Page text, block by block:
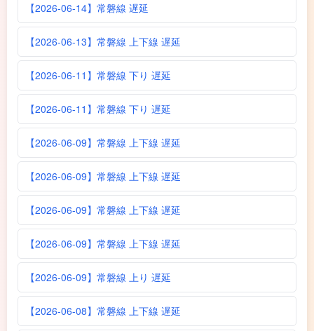
【2026-06-14】常磐線 遅延
【2026-06-13】常磐線 上下線 遅延
【2026-06-11】常磐線 下り 遅延
【2026-06-11】常磐線 下り 遅延
【2026-06-09】常磐線 上下線 遅延
【2026-06-09】常磐線 上下線 遅延
【2026-06-09】常磐線 上下線 遅延
【2026-06-09】常磐線 上下線 遅延
【2026-06-09】常磐線 上り 遅延
【2026-06-08】常磐線 上下線 遅延